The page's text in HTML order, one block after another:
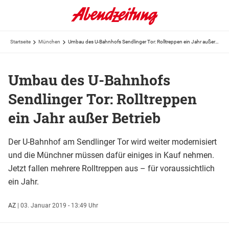
Startseite München Umbau des U-Bahnhofs Sendlinger Tor: Rolltreppen ein Jahr außer Betrieb
Umbau des U-Bahnhofs
Sendlinger Tor: Rolltreppen
ein Jahr außer Betrieb
Der U-Bahnhof am Sendlinger Tor wird weiter modernisiert
und die Münchner müssen dafür einiges in Kauf nehmen.
Jetzt fallen mehrere Rolltreppen aus – für voraussichtlich
ein Jahr.
AZ | 03. Januar 2019 - 13:49 Uhr